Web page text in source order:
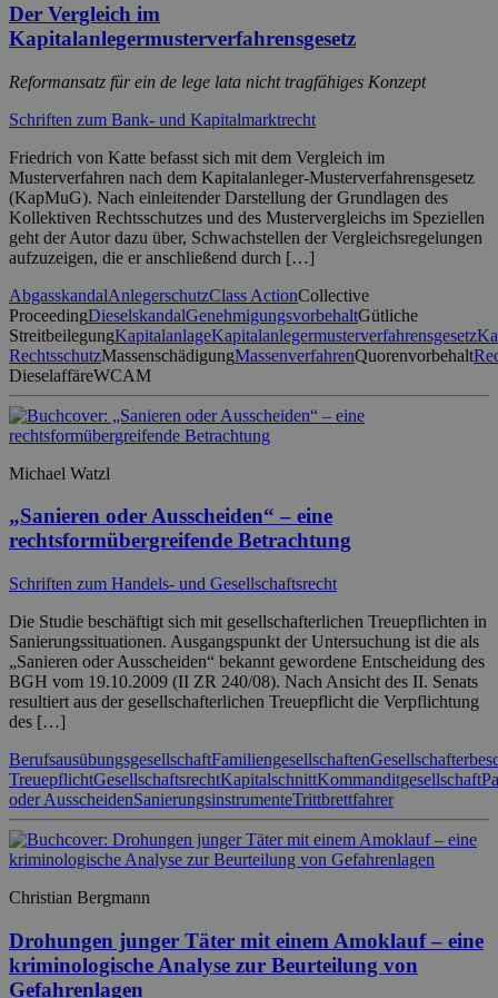
Der Vergleich im
Kapitalanlegermusterverfahrensgesetz
Reformansatz für ein de lege lata nicht tragfähiges Konzept
Schriften zum Bank- und Kapitalmarktrecht
Friedrich von Katte befasst sich mit dem Vergleich im
Musterverfahren nach dem Kapitalanleger-Musterverfahrensgesetz
(KapMuG). Nach einleitender Darstellung der Grundlagen des
Kollektiven Rechtsschutzes und des Mustervergleichs im Speziellen
geht der Autor dazu über, Schwachstellen der Vergleichsregelungen
aufzuzeigen, die er anschließend durch […]
AbgasskandalAnlegerschutzClass ActionCollective
ProceedingDieselskandalGenehmigungsvorbehaltGütliche
StreitbeilegungKapitalanlageKapitalanlegermusterverfahrensgesetz
RechtsschutzMassenschädigungMassenverfahrenQuorenvorbehalt
DieselaffäreWCAM
Michael Watzl
„Sanieren oder Ausscheiden“ – eine
rechtsformübergreifende Betrachtung
Schriften zum Handels- und Gesellschaftsrecht
Die Studie beschäftigt sich mit gesellschafterlichen Treuepflichten in
Sanierungssituationen. Ausgangspunkt der Untersuchung ist die als
„Sanieren oder Ausscheiden“ bekannt gewordene Entscheidung des
BGH vom 19.10.2009 (II ZR 240/08). Nach Ansicht des II. Senats
resultiert aus der gesellschafterlichen Treuepflicht die Verpflichtung
des […]
BerufsausübungsgesellschaftFamiliengesellschaften
TreuepflichtGesellschaftsrechtKapitalschnittKommanditgesellschaft
oder AusscheidenSanierungsinstrumenteTrittbrettfahrer
Christian Bergmann
Drohungen junger Täter mit einem Amoklauf – eine
kriminologische Analyse zur Beurteilung von
Gefahrenlagen